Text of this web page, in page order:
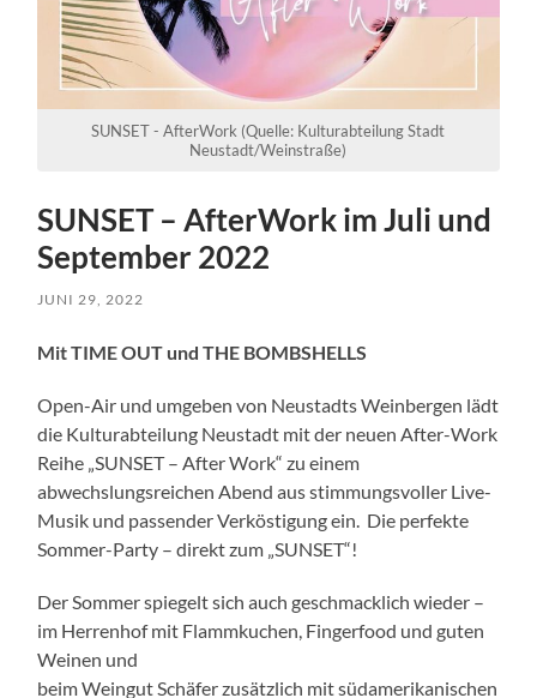
SUNSET - AfterWork (Quelle: Kulturabteilung Stadt
Neustadt/Weinstraße)
SUNSET – AfterWork im Juli und
September 2022
JUNI 29, 2022
Mit TIME OUT und THE BOMBSHELLS
Open-Air und umgeben von Neustadts Weinbergen lädt
die Kulturabteilung Neustadt mit der neuen After-Work
Reihe „SUNSET – After Work“ zu einem
abwechslungsreichen Abend aus stimmungsvoller Live-
Musik und passender Verköstigung ein. Die perfekte
Sommer-Party – direkt zum „SUNSET“!
Der Sommer spiegelt sich auch geschmacklich wieder –
im Herrenhof mit Flammkuchen, Fingerfood und guten
Weinen und
beim Weingut Schäfer zusätzlich mit südamerikanischen